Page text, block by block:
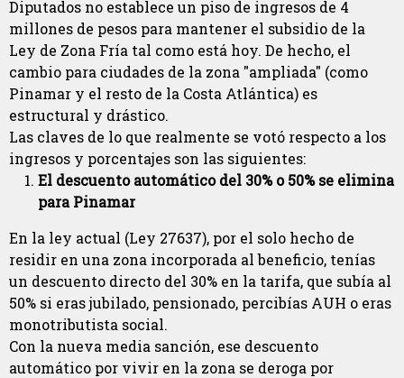
Diputados no establece un piso de ingresos de 4
millones de pesos para mantener el subsidio de la
Ley de Zona Fría tal como está hoy. De hecho, el
cambio para ciudades de la zona "ampliada" (como
Pinamar y el resto de la Costa Atlántica) es
estructural y drástico.
Las claves de lo que realmente se votó respecto a los
ingresos y porcentajes son las siguientes:
El descuento automático del 30% o 50% se elimina
para Pinamar
En la ley actual (Ley 27637), por el solo hecho de
residir en una zona incorporada al beneficio, tenías
un descuento directo del 30% en la tarifa, que subía al
50% si eras jubilado, pensionado, percibías AUH o eras
monotributista social.
Con la nueva media sanción, ese descuento
automático por vivir en la zona se deroga por